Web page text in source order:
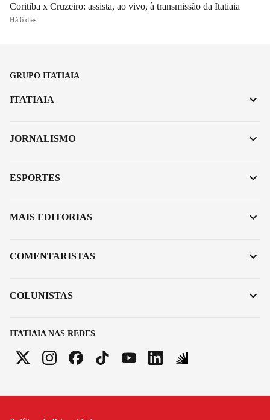
Coritiba x Cruzeiro: assista, ao vivo, à transmissão da Itatiaia
Há 6 dias
GRUPO ITATIAIA
ITATIAIA NAS REDES
ITATIAIA
JORNALISMO
ESPORTES
MAIS EDITORIAS
COMENTARISTAS
COLUNISTAS